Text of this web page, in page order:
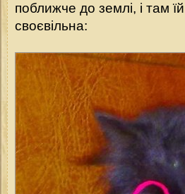
поближче до землі, і там
своєвільна: